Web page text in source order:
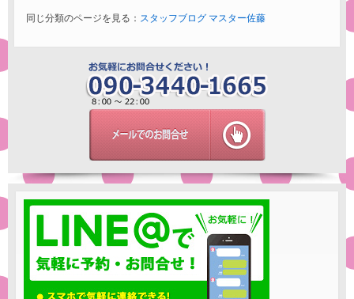
同じ分類のページを見る： スタッフブログ マスター佐藤